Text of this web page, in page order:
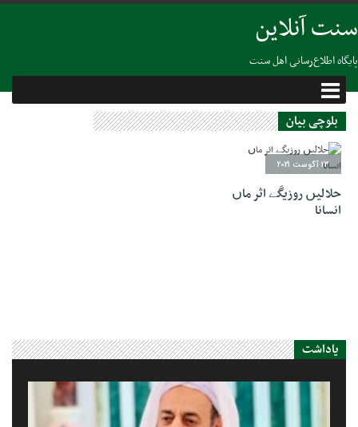
سنت آنلاین
پایگاه اطلاع‌رسانی اهل سنت
بلوچی بیان
23 آگوست 2021
حلالیں روزیگَے اثر ماں
انسانا
یاداشت